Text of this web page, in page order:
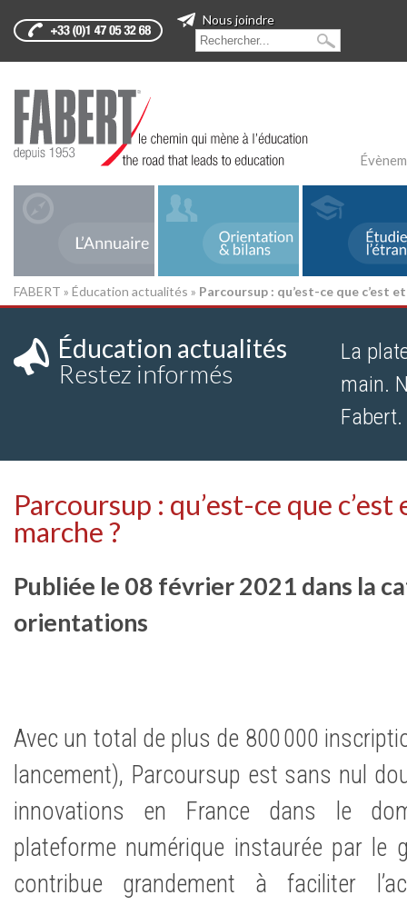
Nous joindre
FABERT » Éducation actualités » Parcoursup : qu’est-ce que c’est
Éducation actualités
Restez informés
La
main.
Parcoursup : qu’est-ce que
marche ?
Publiée le 08 février 2021 dans la
orientations
Avec un total de plus de 800 000
lancement), Parcoursup est sans nul
innovations en France dans le
plateforme numérique instaurée par le
contribue grandement à faciliter